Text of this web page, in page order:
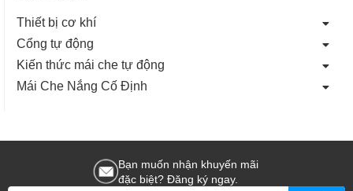
Thiết bị cơ khí
Cổng tự động
Kiến thức mái che tự động
Mái Che Nắng Cố Định
Bạn muốn nhận khuyến mãi
đặc biệt? Đăng ký ngay.